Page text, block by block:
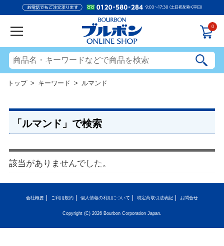
0
トップ> キーワード > ルマンド
「ルマンド」で検索
該当がありませんでした。
会社概要 ご利用規約 個人情報の利用について 特定商取引法表記 お問合せ
Copyright (C) 2026 Bourbon Corporation Japan.